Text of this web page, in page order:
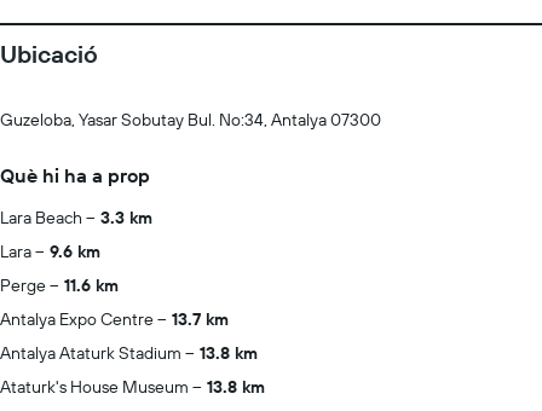
Ubicació
Guzeloba, Yasar Sobutay Bul. No:34, Antalya 07300
Què hi ha a prop
Lara Beach
3.3 km
Lara
9.6 km
Perge
11.6 km
Antalya Expo Centre
13.7 km
Antalya Ataturk Stadium
13.8 km
Ataturk's House Museum
13.8 km